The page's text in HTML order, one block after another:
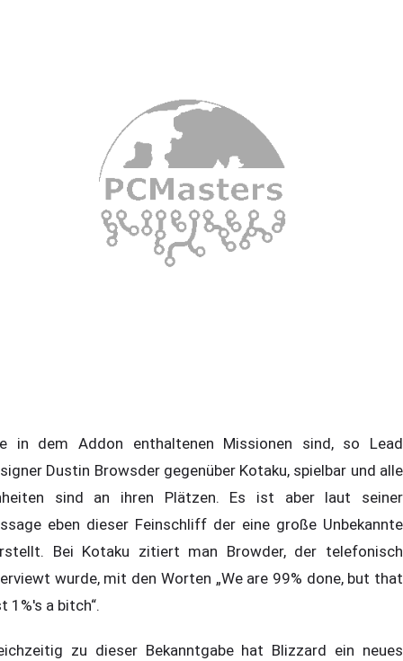
in dem Addon enthaltenen Missionen sind, so Lead
Dustin Browsder gegenüber Kotaku, spielbar und alle
sind an ihren Plätzen. Es ist aber laut seiner
eben dieser Feinschliff der eine große Unbekannte
Bei Kotaku zitiert man Browder, der telefonisch
wurde, mit den Worten „We are 99% done, but that
1%'s a bitch“.
zu dieser Bekanntgabe hat Blizzard ein neues